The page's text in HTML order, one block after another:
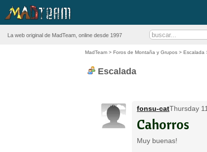
La web original de MadTeam, online desde 1997
MadTeam > Foros de Montaña y Grupos > Escalada
Escalada
fonsu-catThursday
Cahorros
Muy buenas!